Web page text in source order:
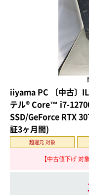
iiyama PC 〔中古〕
テル® Core™ i7-
SSD/GeForce RTX
証3ヶ月間)
超還元 対象
【中古値下げ